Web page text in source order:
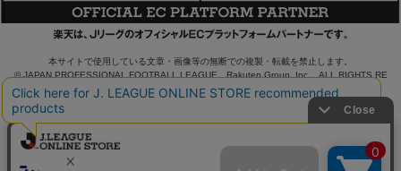
本サイトで使用している文章・画像等の無断での複製・転載を禁止します。
© JAPAN PROFESSIONAL FOOTBALL LEAGUE Rakuten Group, Inc. ALL RIGHTS RE
SERVED.